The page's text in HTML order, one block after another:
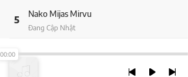
5
Nako Mijas Mirvu
Đang Cập Nhật
6
Ravivari Jama Karanyachi
00:00